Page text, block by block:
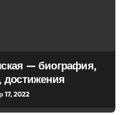
— биография,
достижения
17, 2022